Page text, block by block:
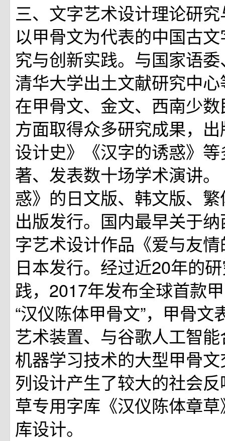
三、文字艺术设计理论研
以甲骨文为代表的中国古
究与创新实践。与国家语
清华大学出土文献研究中
在甲骨文、金文、西南少
方面取得众多研究成果，
设计史》《汉字的诱惑》
著、发表数十场学术演讲
惑》的日文版、韩文版、
出版发行。国内最早关于
字艺术设计作品《爱与友
日本发行。经过近20年的
践，2017年发布全球首款
“汉仪陈体甲骨文”，甲骨文
艺术装置、与谷歌人工智
机器学习技术的大型甲骨
列设计产生了较大的社会
草专用字库《汉仪陈体章
库设计。